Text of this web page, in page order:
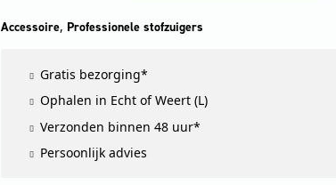
Accessoire, Professionele stofzuigers
Gratis bezorging*
Ophalen in Echt of Weert (L)
Verzonden binnen 48 uur*
Persoonlijk advies